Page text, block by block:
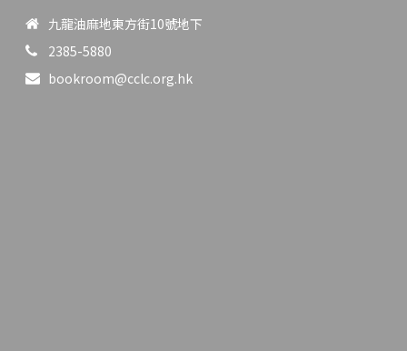
九龍油麻地東方街10號地下
2385-5880
bookroom@cclc.org.hk